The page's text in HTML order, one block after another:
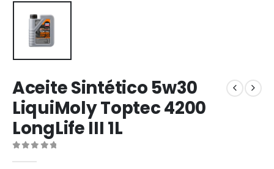
Aceite Sintético 5w30
LiquiMoly Toptec 4200
LongLife III 1L